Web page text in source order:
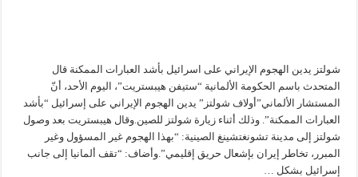
شولتز يدين الهجوم الإيراني على اسرائيل بأشد العبارات الممكنة قال
المتحدث باسم الحكومة الألمانية “ستيفن هيبستريت”، اليوم الأحد، أنّ
المستشار الألماني”أولاف شولتز” يدين الهجوم الإيراني على إسرائيل “بأشد
العبارات الممكنة”. وذلك أثناء زيارة شولتز للصين.وقال هيبستريت بعد وصول
شولتز إلى مدينة تشونغتشينغ الصينية: “بهذا الهجوم غير المسؤول وغير
المبرر، تخاطر إيران بإشعال حريق إقليمي”.وأضاف: “تقف ألمانيا إلى جانب
إسرائيل بشكل …